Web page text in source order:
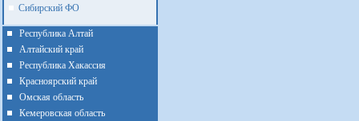
Сибирский ФО
Республика Алтай
Алтайcкий край
Республика Хакассия
Красноярский край
Омская область
Кемеровская область